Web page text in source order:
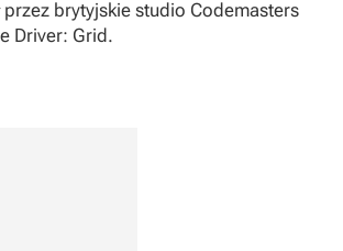
brytyjskie studio Codemasters
Driver: Grid.